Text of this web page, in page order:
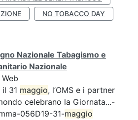
NO TOBACCO DAY
Nazionale Tabagismo e
Nazionale
il 31 maggio, l’OMS e i partner
celebrano la Giornata...-
056D19-31-maggio